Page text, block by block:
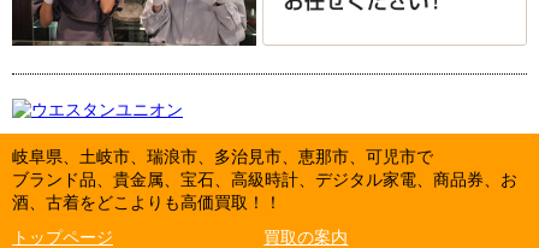
岐阜県、土岐市、瑞浪市、多治見市、恵那市、可児市で
ブランド品、貴金属、宝石、高級時計、デジタル家電、商品券、お
酒、古着をどこよりも高価買取！！
トップページ
買取の案内